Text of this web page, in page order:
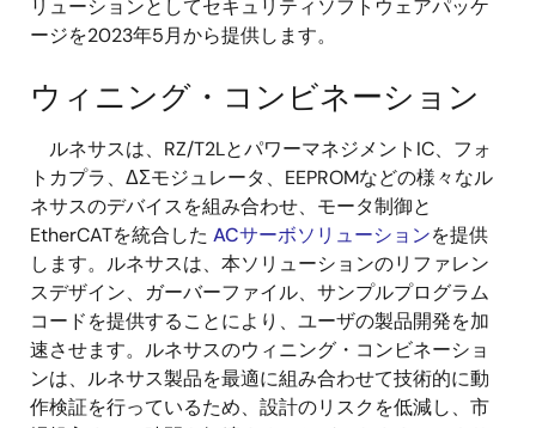
リューションとしてセキュリティソフトウェアパッケ
ージを2023年5月から提供します。
ウィニング・コンビネーション
ルネサスは、RZ/T2LとパワーマネジメントIC、フォ
トカプラ、ΔΣモジュレータ、EEPROMなどの様々なル
ネサスのデバイスを組み合わせ、モータ制御と
EtherCATを統合した ACサーボソリューションを提供
します。ルネサスは、本ソリューションのリファレン
スデザイン、ガーバーファイル、サンプルプログラム
コードを提供することにより、ユーザの製品開発を加
速させます。ルネサスのウィニング・コンビネーショ
ンは、ルネサス製品を最適に組み合わせて技術的に動
作検証を行っているため、設計のリスクを低減し、市